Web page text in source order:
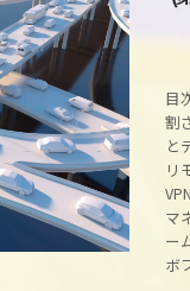
目
割
と
リ
マ
ー
ボ